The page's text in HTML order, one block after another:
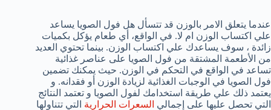
عندما يتعلق الامر بالوزن قد تتسأل هل فول الصويا يساعد
علي اكتساب الوزن ام لا. في الواقع، أي طعام يؤكل بكميات
زائدة ، سوف يساعدك علي اكتساب الوزن. بينما تحتوي العديد
من الأطعمة المشتقة من فول الصويا على عناصر غذائية
تساعد في الواقع في التحكم في الوزن. حيث يمكنك تضمين
فول الصويا في الوجبات الغذائية لزيادة الوزن أو فقدانه. و
يعتمد ذلك علي طريقة استخدامك لفول الصويا و تعتمد النتائج
التي تحصل عليها على إجمالي السعرات الحرارية التي تتناولها